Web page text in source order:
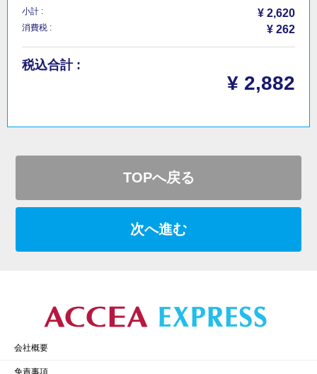
小計 : ¥ 2,620
消費税 : ¥ 262
税込合計 :
¥ 2,882
TOPへ戻る
次へ進む
会社概要
免責事項